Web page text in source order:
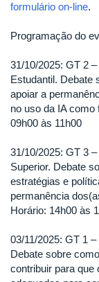
formulário on-line.
Programação do
31/10/2025: GT 2
Estudantil. Debate
apoiar a
no uso da IA como
09h00 às 11h00
31/10/2025: GT 3
Superior. Debate
estratégias e
permanência
Horário: 14h00 às
03/11/2025: GT 1
Debate sobre
contribuir para que